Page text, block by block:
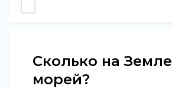
Сколько на Земле
морей?